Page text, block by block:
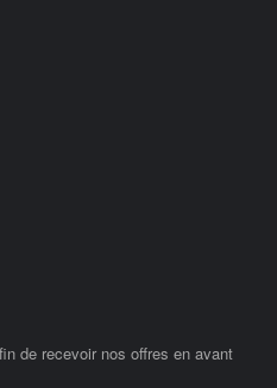
de recevoir nos offres en avant